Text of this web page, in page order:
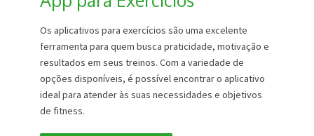
Os aplicativos para exercícios são uma excelente
ferramenta para quem busca praticidade, motivação e
resultados em seus treinos. Com a variedade de
opções disponíveis, é possível encontrar o aplicativo
ideal para atender às suas necessidades e objetivos
de fitness.